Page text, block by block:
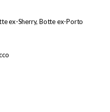
ex-Sherry, Botte ex-Porto